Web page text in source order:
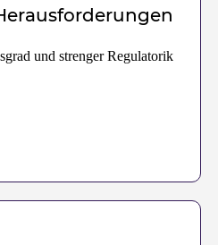
und strenger Regulatorik